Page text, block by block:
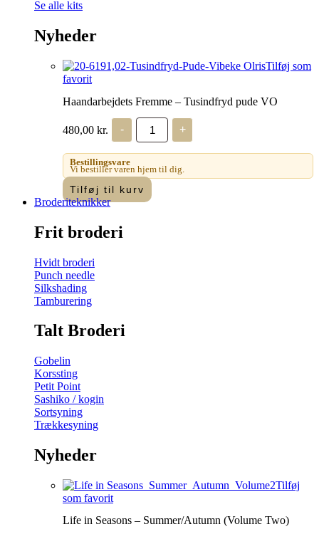
Se alle kits
Nyheder
Tilføj som
favorit
Haandarbejdets Fremme – Tusindfryd pude VO
480,00 kr. -
Haandarbejdets
Fremme
-
Tusindfryd
pude
VO
antal
+
Bestillingsvare
Vi bestiller varen hjem til dig.
Tilføj til kurv
Broderiteknikker
Frit broderi
Hvidt broderi
Punch needle
Silkshading
Tamburering
Talt Broderi
Gobelin
Korssting
Petit Point
Sashiko / kogin
Sortsyning
Trækkesyning
Nyheder
Tilføj
som favorit
Life in Seasons – Summer/Autumn (Volume Two)